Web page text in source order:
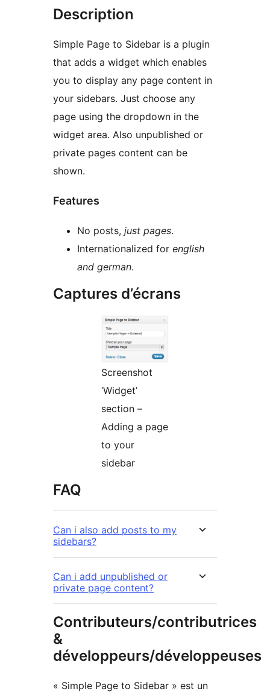
Description
Simple Page to Sidebar is a plugin
that adds a widget which enables
you to display any page content in
your sidebars. Just choose any
page using the dropdown in the
widget area. Also unpublished or
private pages content can be
shown.
Features
No posts, just pages.
Internationalized for english
and german.
Captures d’écrans
Screenshot
‘Widget’
section –
Adding a page
to your
sidebar
FAQ
Can i also add posts to my
sidebars?
Can i add unpublished or
private page content?
Contributeurs/contributrices
&
développeurs/développeuses
« Simple Page to Sidebar » est un